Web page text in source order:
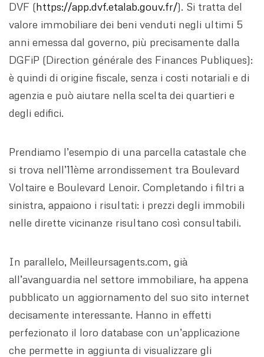
DVF (https://app.dvf.etalab.gouv.fr/). Si tratta del
valore immobiliare dei beni venduti negli ultimi 5
anni emessa dal governo, più precisamente dalla
DGFiP (Direction générale des Finances Publiques):
è quindi di origine fiscale, senza i costi notariali e di
agenzia e può aiutare nella scelta dei quartieri e
degli edifici.
Prendiamo l’esempio di una parcella catastale che
si trova nell’11ème arrondissement tra Boulevard
Voltaire e Boulevard Lenoir. Completando i filtri a
sinistra, appaiono i risultati: i prezzi degli immobili
nelle dirette vicinanze risultano così consultabili.
In parallelo, Meilleursagents.com, già
all’avanguardia nel settore immobiliare, ha appena
pubblicato un aggiornamento del suo sito internet
decisamente interessante. Hanno in effetti
perfezionato il loro database con un’applicazione
che permette in aggiunta di visualizzare gli